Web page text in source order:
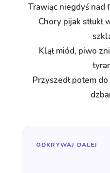
Trawiąc niegdyś nad
Chory pijak stłukł
Klął miód, piwo
Przyszedł potem
ODKRYWAJ DALEJ